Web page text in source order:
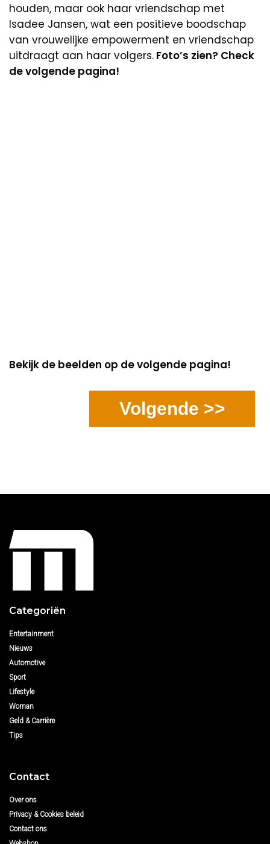
houden, maar ook haar vriendschap met
Isadee Jansen, wat een positieve boodschap
van vrouwelijke empowerment en vriendschap
uitdraagt aan haar volgers. Foto’s zien? Check
de volgende pagina!
Bekijk de beelden op de volgende pagina!
Volgende >>
Categoriën
Entertainment
Nieuws
Automotive
Sport
Lifestyle
Woman
Geld & Carrière
Tips
Contact
Over ons
Privacy & Cookies beleid
Contact ons